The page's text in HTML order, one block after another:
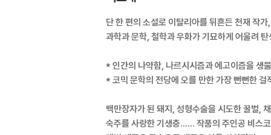
단 한 편의 소설로 이탈리아를 뒤흔든 천재 작
과학과 문학, 철학과 우화가 기묘하게 어울려
* 인간의 나약함, 나르시시즘과 에고이즘을 생
* 코믹 문학의 전당에 오를 만한 가장 뻔뻔한 걸
백만장자가 된 돼지, 성형수술을 시도한 꿀벌,
숙주를 사랑한 기생충…… 작품의 주인공 비스